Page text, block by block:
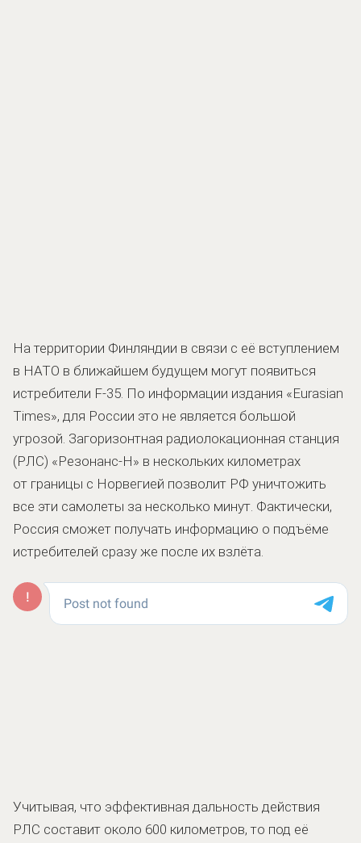
На территории Финляндии в связи с её вступлением
в НАТО в ближайшем будущем могут появиться
истребители F-35. По информации издания «Eurasian
Times», для России это не является большой
угрозой. Загоризонтная радиолокационная станция
(РЛС) «Резонанс-Н» в нескольких километрах
от границы с Норвегией позволит РФ уничтожить
все эти самолеты за несколько минут. Фактически,
Россия сможет получать информацию о подъёме
истребителей сразу же после их взлёта.
Учитывая, что эффективная дальность действия
РЛС составит около 600 километров, то под её